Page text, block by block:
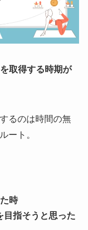
取得する時期が
るのは時間の無
ート。
時
目指そうと思った